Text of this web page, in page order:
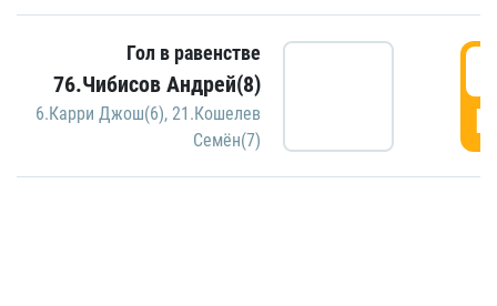
Гол в равенстве
76.Чибисов Андрей(8)
6.Карри Джош(6), 21.Кошелев
Семён(7)